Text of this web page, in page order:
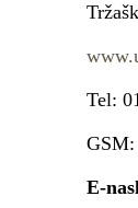
Tel:
GSM:
E-